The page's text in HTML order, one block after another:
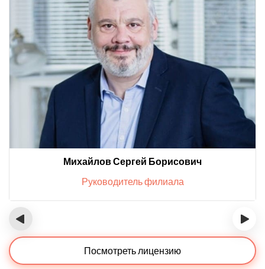
Михайлов Сергей Борисович
Руководитель филиала
‹ ›
Посмотреть лицензию